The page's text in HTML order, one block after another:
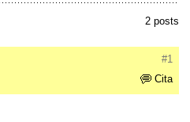
2 posts
#1
Cita